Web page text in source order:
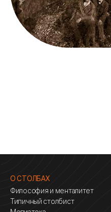
О СТОЛБАХ
Философия и менталитет
Типичный столбист